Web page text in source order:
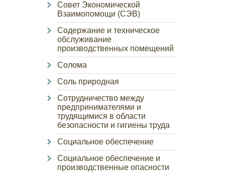
Совет Экономической
Взаимопомощи (СЭВ)
Содержание и техническое
обслуживание
производственных помещений
Солома
Соль природная
Сотрудничество между
предпринимателями и
трудящимися в области
безопасности и гигиены труда
Социальное обеспечение
Социальное обеспечение и
производственные опасности